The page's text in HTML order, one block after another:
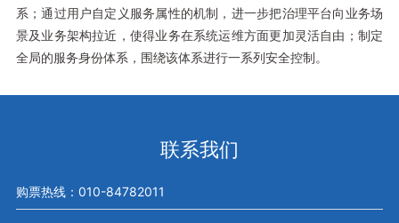
系；通过用户自定义服务属性的机制，进一步把治理平台向业务场
景及业务架构拉近，使得业务在系统运维方面更加灵活自由；制定
全局的服务身份体系，围绕该体系进行一系列安全控制。
联系我们
购票热线：010-84782011